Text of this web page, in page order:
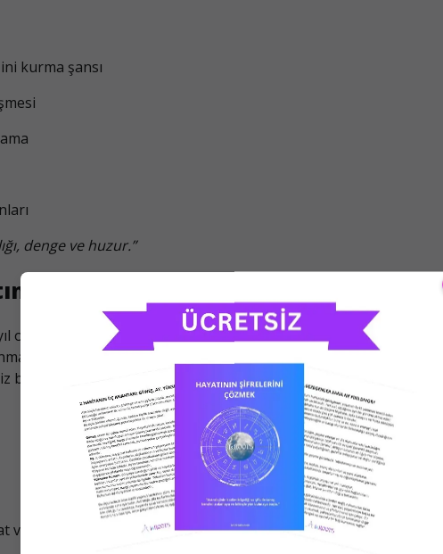
kurma şansı
denge ve huzur.”
Yeniden Doğuş
olacak.
veya karmaşık ilişkiler geride kalıyor.
biriyle yolunuz kesişebilir.
ve derinleşme